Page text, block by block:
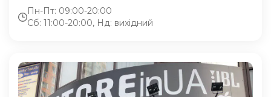
Пн-Пт: 09:00-20:00
Сб: 11:00-20:00, Нд: вихідний